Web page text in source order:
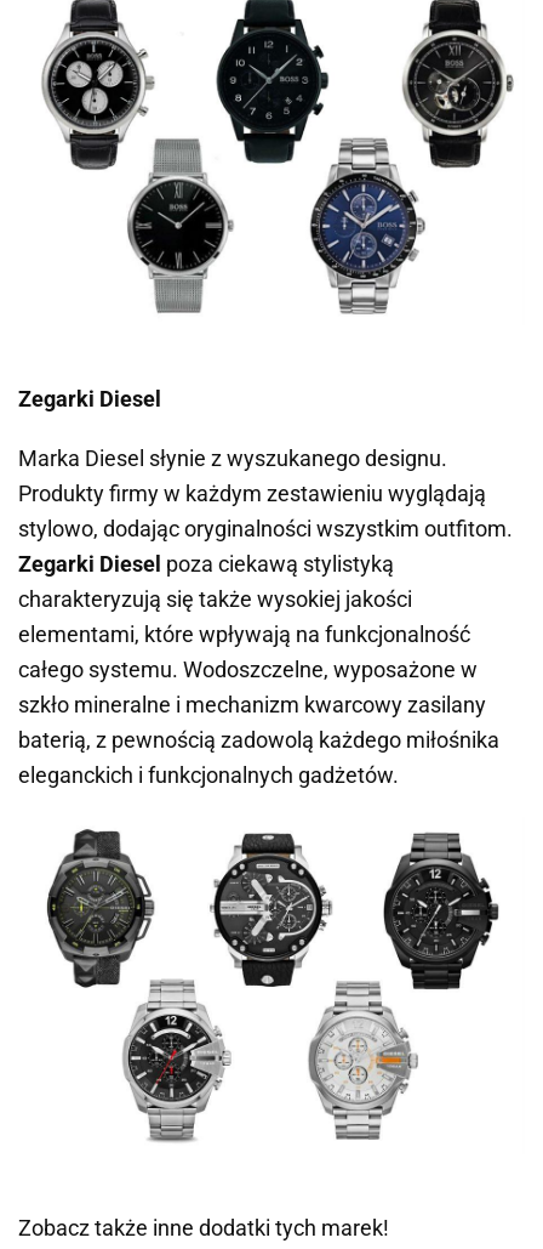
Zegarki Diesel
Marka Diesel słynie z wyszukanego designu.
Produkty firmy w każdym zestawieniu wyglądają
stylowo, dodając oryginalności wszystkim outfitom.
Zegarki Diesel poza ciekawą stylistyką
charakteryzują się także wysokiej jakości
elementami, które wpływają na funkcjonalność
całego systemu. Wodoszczelne, wyposażone w
szkło mineralne i mechanizm kwarcowy zasilany
baterią, z pewnością zadowolą każdego miłośnika
eleganckich i funkcjonalnych gadżetów.
Zobacz także inne dodatki tych marek!